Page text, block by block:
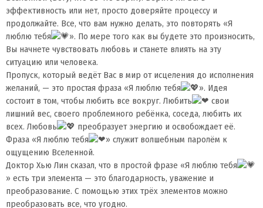
эффективность или нет, просто доверяйте процессу и
продолжайте. Все, что вам нужно делать, это повторять «Я
люблю тебя
». По мере того как вы будете это произносить,
Вы начнете чувствовать любовь и станете влиять на эту
ситуацию или человека.
Пропуск, который ведёт Bac в мир от исцеления до исполнения
желаний, — это простая фраза «Я люблю тебя
». Идея
состоит в том, чтобы любить все вокруг. Любить
свои
лишний вес, своего проблемного ребёнка, соседа, любить их
всех. Любовь
преобразует энергию и освобождает её.
Фраза «Я люблю тебя
» служит волшебным паролём к
ощущению Вселенной.
Доктор Xью Лин сказал, что в простой фразе «Я люблю тебя
» есть три элемента — это благодарность, уважение и
преобразование. C помощью этих трёх элементов можно
преобразовать все, что угодно.